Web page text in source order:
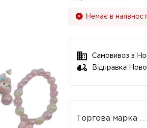
Немає в
Самовивоз з
Відправка
Торгова марка